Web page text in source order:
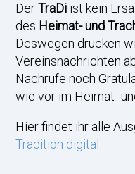
DerTraDi ist kein
des Heimat- und
Deswegen drucken
Vereinsnachrichten
Nachrufe noch
wie vor im Heimat-
Hier findet ihr alle
Tradition digital